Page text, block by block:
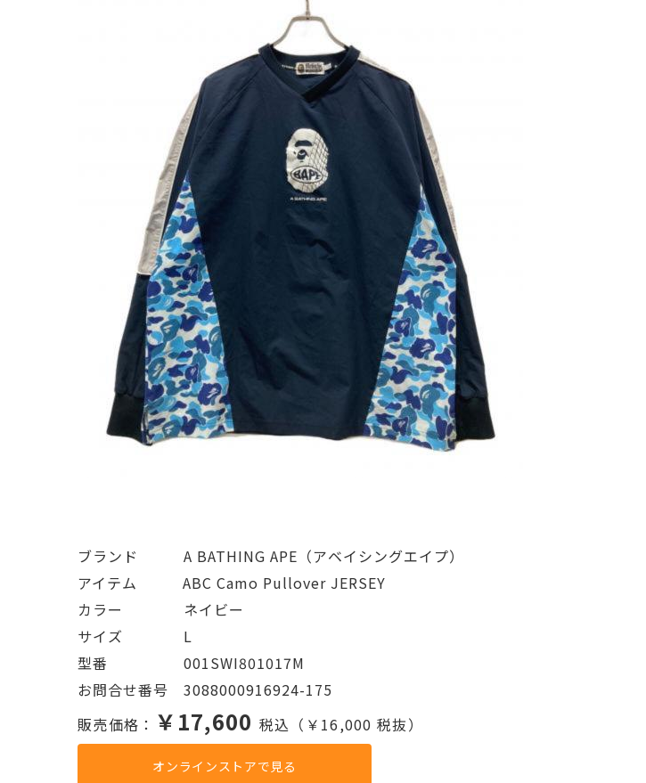
ブランド   A BATHING APE（アベイシングエイプ）
アイテム   ABC Camo Pullover JERSEY
カラー    ネイビー
サイズ    L
型番     001SWI801017M
お問合せ番号 3088000916924-175
販売価格： ￥17,600 税込（￥16,000 税抜）
オンラインストアで見る